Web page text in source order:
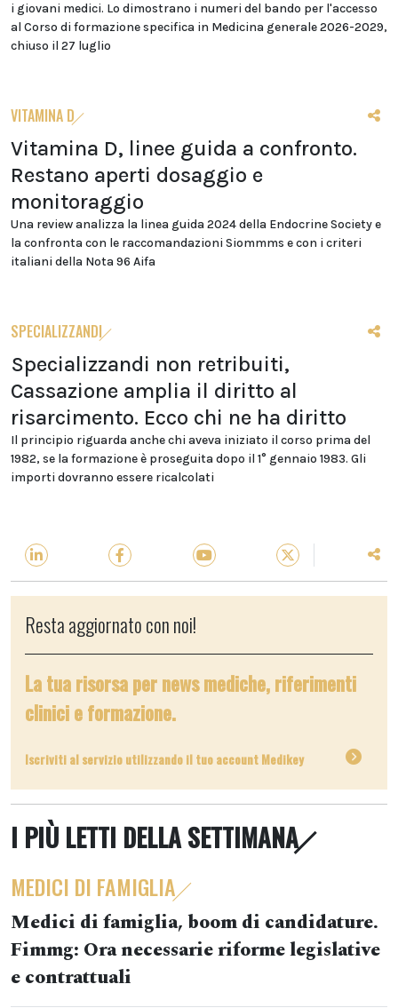
i giovani medici. Lo dimostrano i numeri del bando per l'accesso
al Corso di formazione specifica in Medicina generale 2026-2029,
chiuso il 27 luglio
VITAMINA D
Vitamina D, linee guida a confronto.
Restano aperti dosaggio e
monitoraggio
Una review analizza la linea guida 2024 della Endocrine Society e
la confronta con le raccomandazioni Siommms e con i criteri
italiani della Nota 96 Aifa
SPECIALIZZANDI
Specializzandi non retribuiti,
Cassazione amplia il diritto al
risarcimento. Ecco chi ne ha diritto
Il principio riguarda anche chi aveva iniziato il corso prima del
1982, se la formazione è proseguita dopo il 1° gennaio 1983. Gli
importi dovranno essere ricalcolati
Resta aggiornato con noi!
La tua risorsa per news mediche, riferimenti
clinici e formazione.
Iscriviti al servizio utilizzando il tuo account Medikey
I PIÙ LETTI DELLA SETTIMANA
MEDICI DI FAMIGLIA
Medici di famiglia, boom di candidature.
Fimmg: Ora necessarie riforme legislative
e contrattuali